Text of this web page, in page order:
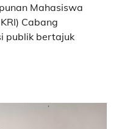
Mahasiswa
Cabang
publik bertajuk